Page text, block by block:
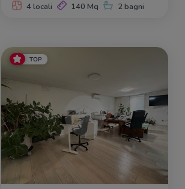
4 locali 140 Mq 2 bagni
TOP